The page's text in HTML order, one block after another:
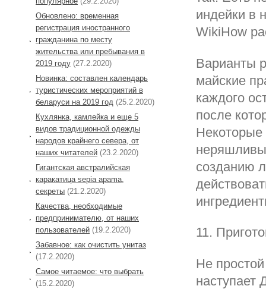
индейки в
WikiHow
Варианты
майские
каждого
после
Некоторые
созданию
11.
Не
наступает
Обновлено: временная
регистрация иностранного
гражданина по месту
жительства или пребывания в
2019 году (27.2.2020)
Новинка: составлен календарь
туристических мероприятий в
беларуси на 2019 год (25.2.2020)
Кухлянка, камлейка и еще 5
видов традиционной одежды
народов крайнего севера, от
наших читателей (23.2.2020)
Гигантская австралийская
каракатица sepia apama,
секреты (21.2.2020)
Качества, необходимые
предпринимателю, от наших
пользователей (19.2.2020)
Забавное: как очистить унитаз
(17.2.2020)
Самое читаемое: что выбрать
(15.2.2020)